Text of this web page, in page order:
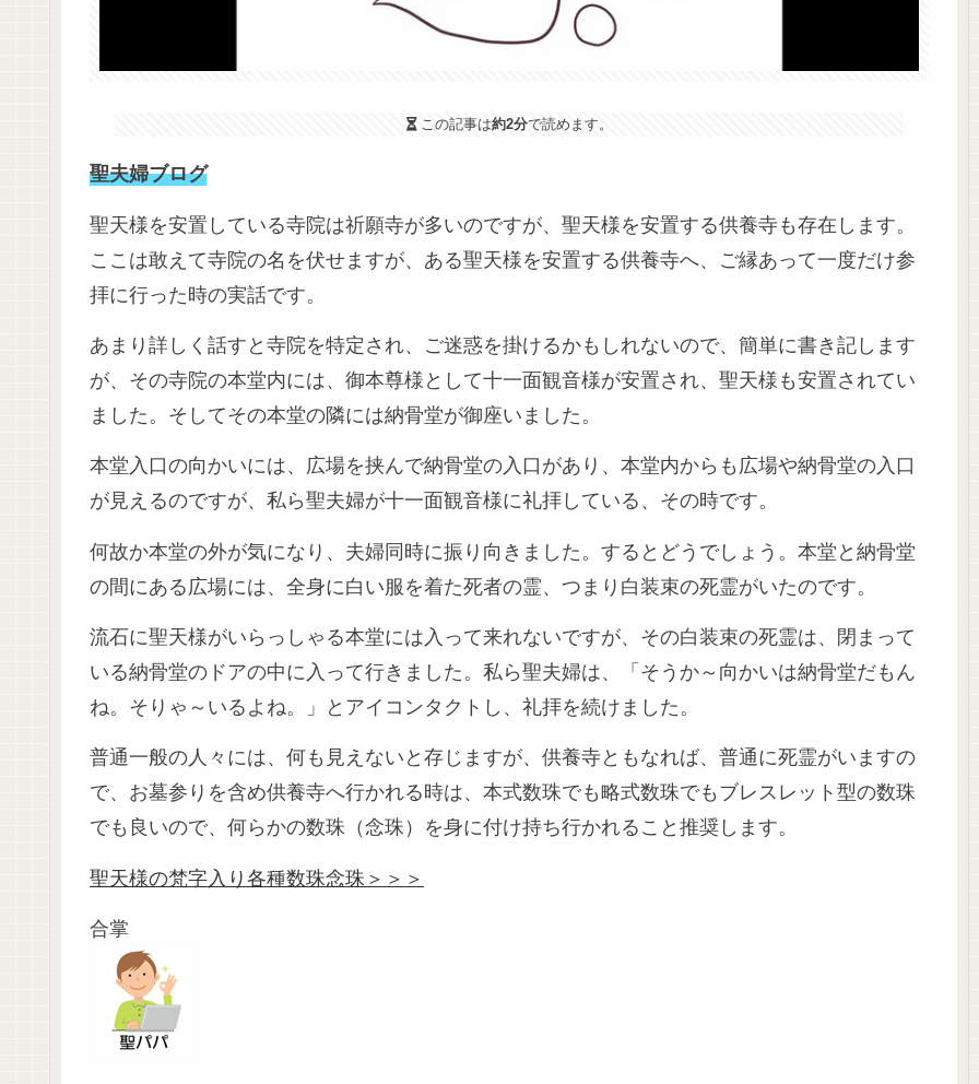
この記事は約2分で読めます。
聖夫婦ブログ
聖天様を安置している寺院は祈願寺が多いのですが、聖天様を安置する供養寺も存在します。
ここは敢えて寺院の名を伏せますが、ある聖天様を安置する供養寺へ、ご縁あって一度だけ参
拝に行った時の実話です。
あまり詳しく話すと寺院を特定され、ご迷惑を掛けるかもしれないので、簡単に書き記します
が、その寺院の本堂内には、御本尊様として十一面観音様が安置され、聖天様も安置されてい
ました。そしてその本堂の隣には納骨堂が御座いました。
本堂入口の向かいには、広場を挟んで納骨堂の入口があり、本堂内からも広場や納骨堂の入口
が見えるのですが、私ら聖夫婦が十一面観音様に礼拝している、その時です。
何故か本堂の外が気になり、夫婦同時に振り向きました。するとどうでしょう。本堂と納骨堂
の間にある広場には、全身に白い服を着た死者の霊、つまり白装束の死霊がいたのです。
流石に聖天様がいらっしゃる本堂には入って来れないですが、その白装束の死霊は、閉まって
いる納骨堂のドアの中に入って行きました。私ら聖夫婦は、「そうか～向かいは納骨堂だもん
ね。そりゃ～いるよね。」とアイコンタクトし、礼拝を続けました。
普通一般の人々には、何も見えないと存じますが、供養寺ともなれば、普通に死霊がいますの
で、お墓参りを含め供養寺へ行かれる時は、本式数珠でも略式数珠でもブレスレット型の数珠
でも良いので、何らかの数珠（念珠）を身に付け持ち行かれること推奨します。
聖天様の梵字入り各種数珠念珠＞＞＞
合掌